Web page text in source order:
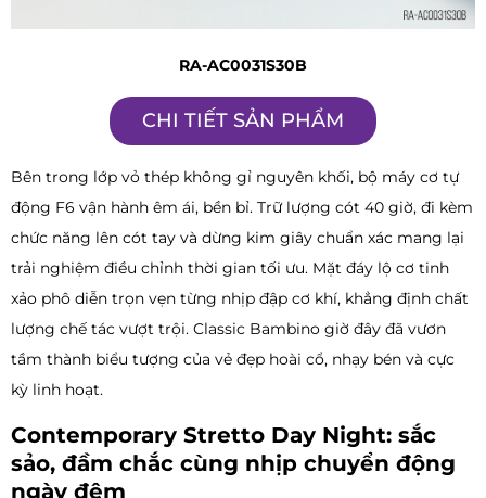
RA-AC0031S30B
CHI TIẾT SẢN PHẨM
Bên trong lớp vỏ thép không gỉ nguyên khối, bộ máy cơ tự
động F6 vận hành êm ái, bền bỉ. Trữ lượng cót 40 giờ, đi kèm
chức năng lên cót tay và dừng kim giây chuẩn xác mang lại
trải nghiệm điều chỉnh thời gian tối ưu. Mặt đáy lộ cơ tinh
xảo phô diễn trọn vẹn từng nhịp đập cơ khí, khẳng định chất
lượng chế tác vượt trội. Classic Bambino giờ đây đã vươn
tầm thành biểu tượng của vẻ đẹp hoài cổ, nhạy bén và cực
kỳ linh hoạt.
Contemporary Stretto Day Night: sắc
sảo, đầm chắc cùng nhịp chuyển động
ngày đêm